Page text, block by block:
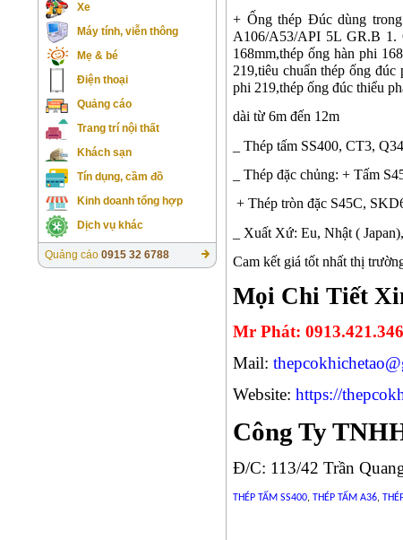
Xe
Máy tính, viễn thông
Mẹ & bé
Điện thoại
Quảng cáo
Trang trí nội thất
Khách sạn
Tín dụng, cầm đồ
Kinh doanh tổng hợp
Dịch vụ khác
Quảng cáo 0915 32 6788
+ Ống thép Đúc dùng
A106/A53/API 5L GR.B 1.
168mm,thép ống hàn phi
219,tiêu chuẩn thép ống
phi 219,thép ống đúc thiểu
dài từ 6m đến 12m
_ Thép tấm SS400, CT3,
_ Thép đặc chủng: + Tấm
+ Thép tròn đặc S45C,
_ Xuất Xứ: Eu, Nhật (
Cam kết giá tốt nhất thị
Mọi Chi Tiết
Mr Phát: 0913.421.346
Mail:
Website: https://
Công Ty
Đ/C: 113/42 Trần
THÉP TẤM SS400, THÉP TẤM A36,